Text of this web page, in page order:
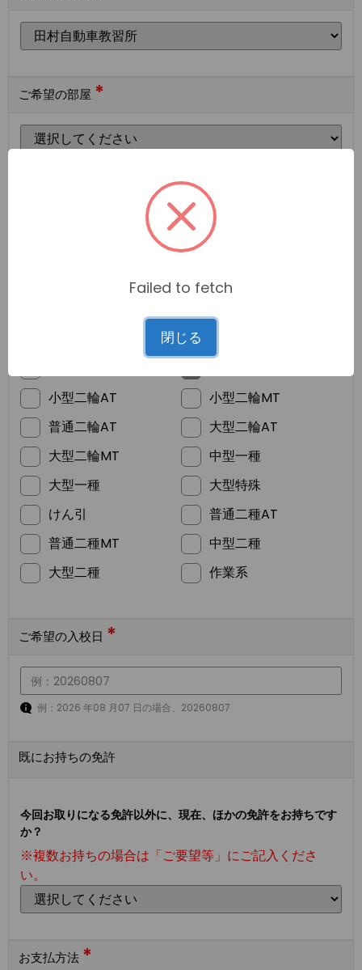
ご希望の部屋 *
小型二輪AT
小型二輪MT
普通二輪AT
大型二輪AT
大型二輪MT
中型一種
大型一種
大型特殊
けん引
普通二種AT
普通二種MT
中型二種
大型二種
作業系
ご希望の入校日 *
例：2026 年08 月07 日の場合、20260807
既にお持ちの免許
今回お取りになる免許以外に、現在、ほかの免許をお持ちです
か？
※複数お持ちの場合は「ご要望等」にご記入くださ
い。
お支払方法 *
Failed to fetch
閉じる